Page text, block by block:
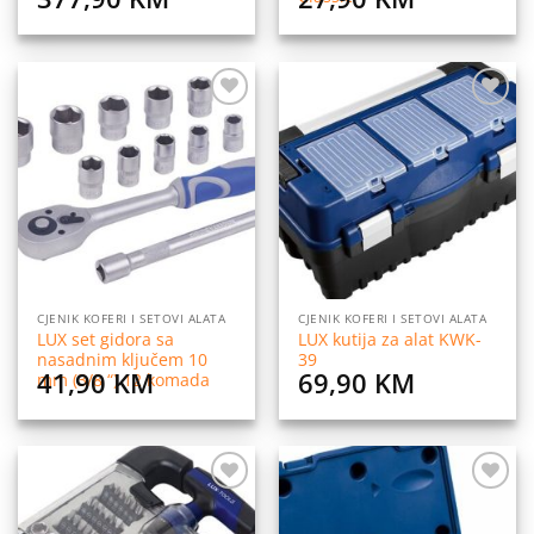
Dodaj
na
listu
želja
CJENIK KOFERI I SETOVI ALATA
LUX set gidora sa
nasadnim ključem 10
mm (3/8 “) 12 komada
41,90KM
Dodaj
na
listu
želja
CJENIK KOFERI I SETOVI ALATA
LUX kutija za alat KWK-
39
69,90 KM
Dodaj
na